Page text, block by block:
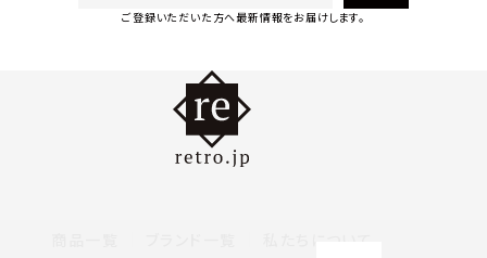
ご登録いただいた方へ最新情報をお届けします。